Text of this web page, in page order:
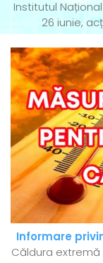
Institutul
26 iunie,
Informare
Căldura